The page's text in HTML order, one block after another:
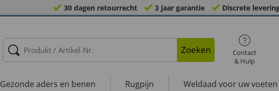
30 dagen retourrecht 3 jaar garantie Discrete
Zoeken
Contact
& Hulp
Gezonde aders en benen Rugpijn Weldaad voor uw voeten